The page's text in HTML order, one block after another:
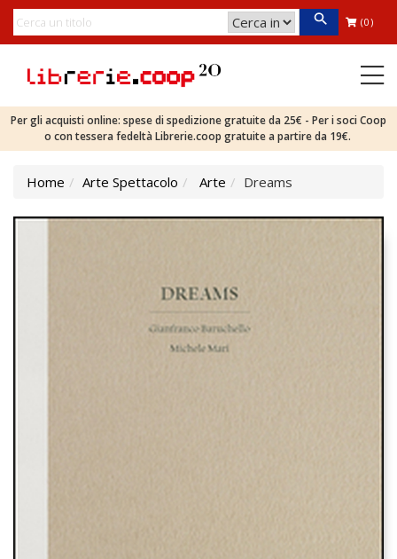
(0)
Per gli acquisti online: spese di spedizione gratuite da 25€ - Per i soci Coop
o con tessera fedeltà Librerie.coop gratuite a partire da 19€.
Home Arte Spettacolo Arte Dreams